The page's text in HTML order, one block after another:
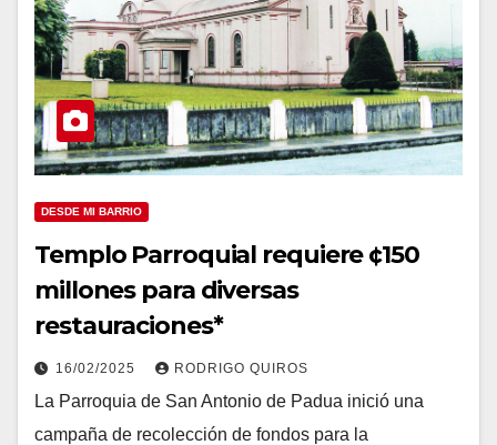
DESDE MI BARRIO
Templo Parroquial requiere ¢150
millones para diversas
restauraciones*
16/02/2025 RODRIGO QUIROS
La Parroquia de San Antonio de Padua inició una
campaña de recolección de fondos para la